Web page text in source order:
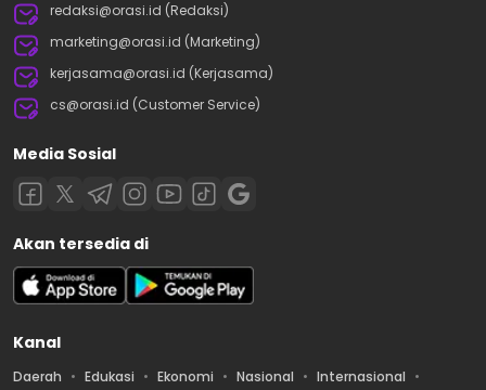
redaksi@orasi.id (Redaksi)
marketing@orasi.id (Marketing)
kerjasama@orasi.id (Kerjasama)
cs@orasi.id (Customer Service)
Media Sosial
Akan tersedia di
Kanal
Daerah Edukasi Ekonomi Nasional
Internasional